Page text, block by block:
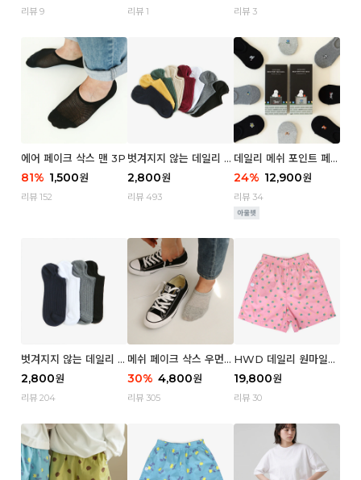
리뷰 9 리뷰 1 리뷰 3
에어 페이크 삭스 맨 3P
81% 1,500원
리뷰 152
벗겨지지 않는 데일리 페
이크 삭스 (우먼)
2,800원
리뷰 493
데일리 메쉬 포인트 페이
크 삭스 우먼 4P
24% 12,900원
리뷰 34
벗겨지지 않는 데일리 페
이크 삭스 (맨)
2,800원
리뷰 204
메쉬 페이크 삭스 우먼 3
P
30% 4,800원
리뷰 305
HWD 데일리 원마일
쇼츠 - 04 Aroma (우
먼)
19,800원
리뷰 30